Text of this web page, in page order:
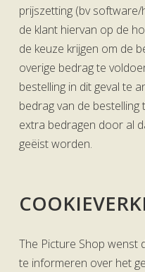
prijszetting (bv software/
de klant hiervan op de
de keuze krijgen om de
overige bedrag te
bestelling in dit geval te
bedrag van de bestelling
extra bedragen door al
geëist worden.
The Picture Shop wenst
te informeren over het